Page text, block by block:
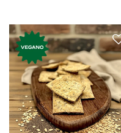
Galletas premium, veganas,
con variedad de semillas y
cereales. Nuevos sabores,
elaboradas artesanalmente.